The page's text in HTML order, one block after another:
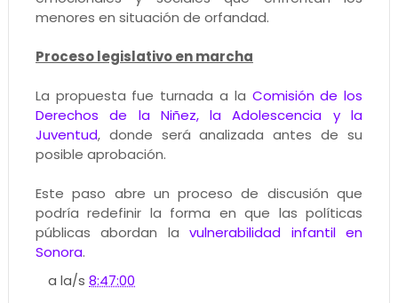
menores en situación de orfandad.
Proceso legislativo en marcha
La propuesta fue turnada a la Comisión de los
Derechos de la Niñez, la Adolescencia y la
Juventud, donde será analizada antes de su
posible aprobación.
Este paso abre un proceso de discusión que
podría redefinir la forma en que las políticas
públicas abordan lavulnerabilidad infantil en
Sonora.
a la/s8:47:00